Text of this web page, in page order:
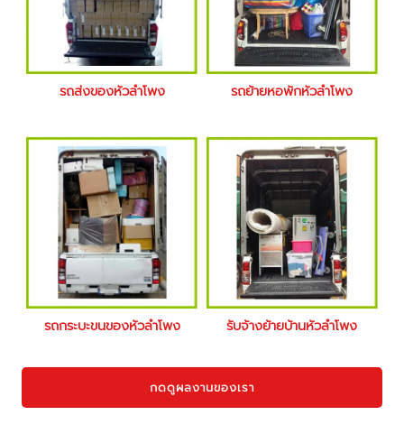
รถส่งของหัวลำโพง รถย้ายหอพักหัวลำโพง
รถกระบะขนของหัวลำโพง รับจ้างย้ายบ้านหัวลำโพง
กดดูผลงานของเรา